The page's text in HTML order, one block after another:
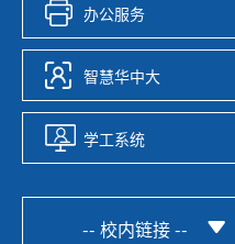
办公服务
智慧华中大
学工系统
-- 校内链接 --